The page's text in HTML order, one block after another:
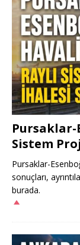
Pursaklar-
Sistem
Pursaklar-
sonuçları,
burada.